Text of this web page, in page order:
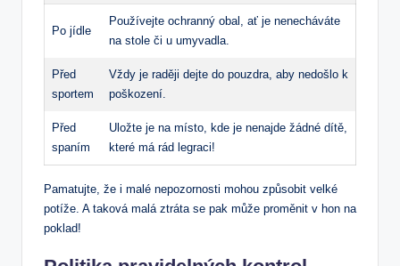
Po jídle
Používejte ochranný obal, ať je nenecháváte
na stole či u umyvadla.
Před
sportem
Vždy je raději dejte do pouzdra, aby nedošlo k
poškození.
Před
spaním
Uložte je na místo, kde je nenajde žádné dítě,
které má rád legraci!
Pamatujte, že i malé nepozornosti mohou způsobit velké
potíže. A taková malá ztráta se pak může proměnit v hon na
poklad!